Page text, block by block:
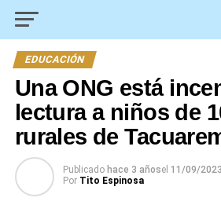
EDUCACIÓN
Una ONG está
lectura a niños de
rurales de
Publicado hace 3 añosel 11/09/2023
Por Tito Espinosa